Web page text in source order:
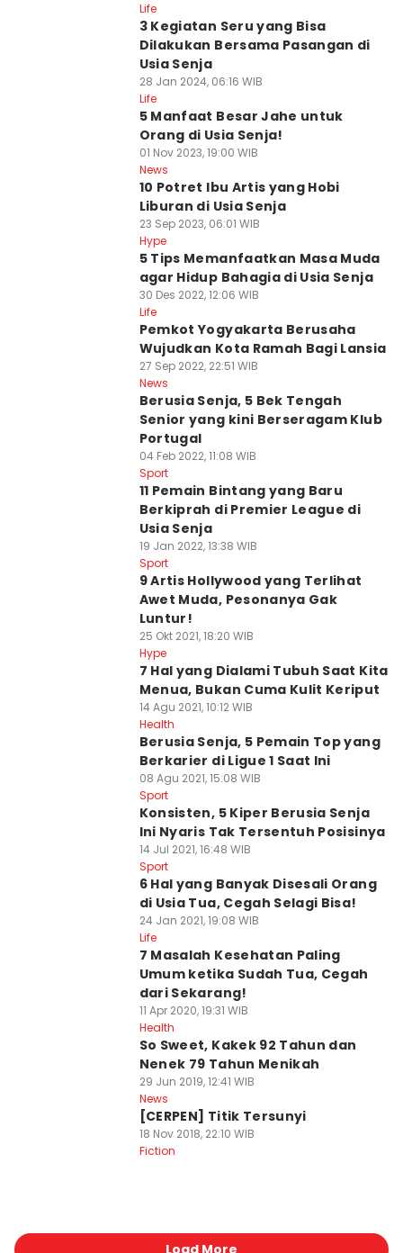
Life
3 Kegiatan Seru yang Bisa
Dilakukan Bersama Pasangan di
Usia Senja
28 Jan 2024, 06:16 WIB
Life
5 Manfaat Besar Jahe untuk
Orang di Usia Senja!
01 Nov 2023, 19:00 WIB
News
10 Potret Ibu Artis yang Hobi
Liburan di Usia Senja
23 Sep 2023, 06:01 WIB
Hype
5 Tips Memanfaatkan Masa Muda
agar Hidup Bahagia di Usia Senja
30 Des 2022, 12:06 WIB
Life
Pemkot Yogyakarta Berusaha
Wujudkan Kota Ramah Bagi Lansia
27 Sep 2022, 22:51 WIB
News
Berusia Senja, 5 Bek Tengah
Senior yang kini Berseragam Klub
Portugal
04 Feb 2022, 11:08 WIB
Sport
11 Pemain Bintang yang Baru
Berkiprah di Premier League di
Usia Senja
19 Jan 2022, 13:38 WIB
Sport
9 Artis Hollywood yang Terlihat
Awet Muda, Pesonanya Gak
Luntur!
25 Okt 2021, 18:20 WIB
Hype
7 Hal yang Dialami Tubuh Saat Kita
Menua, Bukan Cuma Kulit Keriput
14 Agu 2021, 10:12 WIB
Health
Berusia Senja, 5 Pemain Top yang
Berkarier di Ligue 1 Saat Ini
08 Agu 2021, 15:08 WIB
Sport
Konsisten, 5 Kiper Berusia Senja
Ini Nyaris Tak Tersentuh Posisinya
14 Jul 2021, 16:48 WIB
Sport
6 Hal yang Banyak Disesali Orang
di Usia Tua, Cegah Selagi Bisa!
24 Jan 2021, 19:08 WIB
Life
7 Masalah Kesehatan Paling
Umum ketika Sudah Tua, Cegah
dari Sekarang!
11 Apr 2020, 19:31 WIB
Health
So Sweet, Kakek 92 Tahun dan
Nenek 79 Tahun Menikah
29 Jun 2019, 12:41 WIB
News
[CERPEN] Titik Tersunyi
18 Nov 2018, 22:10 WIB
Fiction
Load More